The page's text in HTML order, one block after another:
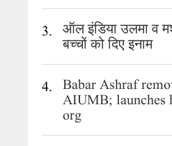
3. ऑल इंडिया उलमा व
बच्चों को दिए इनाम
4. Babar Ashraf
AIUMB; launches
org